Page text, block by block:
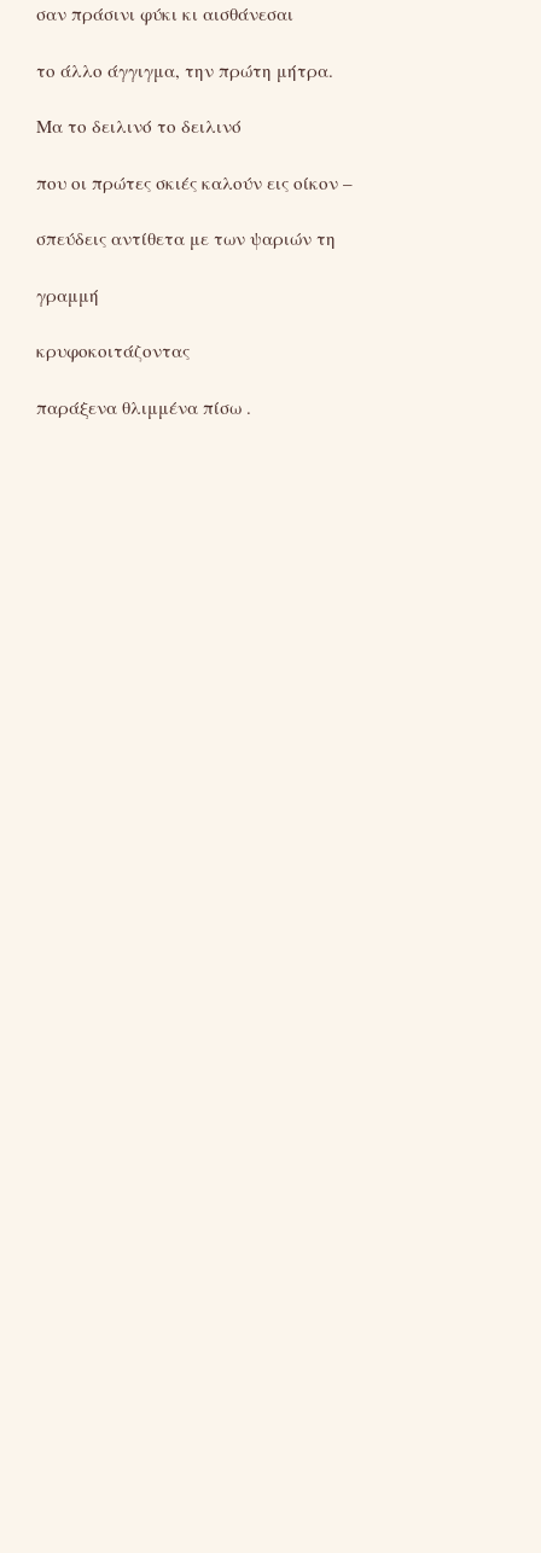
σαν πράσινι φύκι κι αισθάνεσαι
το άλλο άγγιγμα, την πρώτη μήτρα.
Μα το δειλινό το δειλινό
που οι πρώτες σκιές καλούν εις οίκον –
σπεύδεις αντίθετα με των ψαριών τη
γραμμή
κρυφοκοιτάζοντας
παράξενα θλιμμένα πίσω .